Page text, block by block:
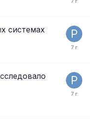
системах